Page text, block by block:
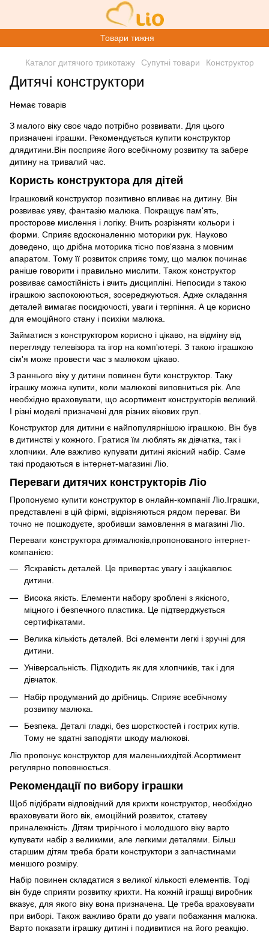
Товари тижня
Каталог дитячого трикотажу Супутні товари Конструктор
Дитячі конструктори
Немає товарів
З малого віку своє чадо потрібно розвивати. Для цього
призначені іграшки. Рекомендується купити конструктор
длядитини.Він посприяє його всебічному розвитку та забере
дитину на тривалий час.
Користь конструктора для дітей
Іграшковий конструктор позитивно впливає на дитину. Він
розвиває уяву, фантазію малюка. Покращує пам'ять,
просторове мислення і логіку. Вчить розрізняти кольори і
форми. Сприяє вдосконаленню моторики рук. Науково
доведено, що дрібна моторика тісно пов'язана з мовним
апаратом. Тому її розвиток сприяє тому, що малюк починає
раніше говорити і правильно мислити. Також конструктор
розвиває самостійність і вчить дисципліні. Непосиди з такою
іграшкою заспокоюються, зосереджуються. Адже складання
деталей вимагає посидючості, уваги і терпіння. А це корисно
для емоційного стану і психіки малюка.
Займатися з конструктором корисно і цікаво, на відміну від
перегляду телевізора та ігор на комп'ютері. З такою іграшкою
сім'я може провести час з малюком цікаво.
З раннього віку у дитини повинен бути конструктор. Таку
іграшку можна купити, коли малюкові виповниться рік. Але
необхідно враховувати, що асортимент конструкторів великий.
І різні моделі призначені для різних вікових груп.
Конструктор для дитини є найпопулярнішою іграшкою. Він був
в дитинстві у кожного. Гратися їм люблять як дівчатка, так і
хлопчики. Але важливо купувати дитині якісний набір. Саме
такі продаються в інтернет-магазині Ліо.
Переваги дитячих конструкторів Ліо
Пропонуємо купити конструктор в онлайн-компанії Ліо.Іграшки,
представлені в цій фірмі, відрізняються рядом переваг. Ви
точно не пошкодуєте, зробивши замовлення в магазині Ліо.
Переваги конструктора длямалюків,пропонованого інтернет-
компанією:
Яскравість деталей. Це привертає увагу і зацікавлює
дитини.
Висока якість. Елементи набору зроблені з якісного,
міцного і безпечного пластика. Це підтверджується
сертифікатами.
Велика кількість деталей. Всі елементи легкі і зручні для
дитини.
Універсальність. Підходить як для хлопчиків, так і для
дівчаток.
Набір продуманий до дрібниць. Сприяє всебічному
розвитку малюка.
Безпека. Деталі гладкі, без шорсткостей і гострих кутів.
Тому не здатні заподіяти шкоду малюкові.
Ліо пропонує конструктор для маленькихдітей.Асортимент
регулярно поповнюється.
Рекомендації по вибору іграшки
Щоб підібрати відповідний для крихти конструктор, необхідно
враховувати його вік, емоційний розвиток, статеву
приналежність. Дітям трирічного і молодшого віку варто
купувати набір з великими, але легкими деталями. Більш
старшим дітям треба брати конструктори з запчастинами
меншого розміру.
Набір повинен складатися з великої кількості елементів. Тоді
він буде сприяти розвитку крихти. На кожній іграшці виробник
вказує, для якого віку вона призначена. Це треба враховувати
при виборі. Також важливо брати до уваги побажання малюка.
Варто показати іграшку дитині і подивитися на його реакцію.